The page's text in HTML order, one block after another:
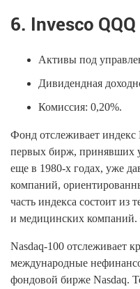
6. Invesco
Активы под
Дивидендная
Комиссия: 0,20%.
Фонд отслеживает индекс
первых бирж, принявших
еще в 1980-х годах, уже
компаний,
часть индекса состоит из
и медицинских компаний.
Nasdaq-100
международные
фондовой бирже Nasdaq.